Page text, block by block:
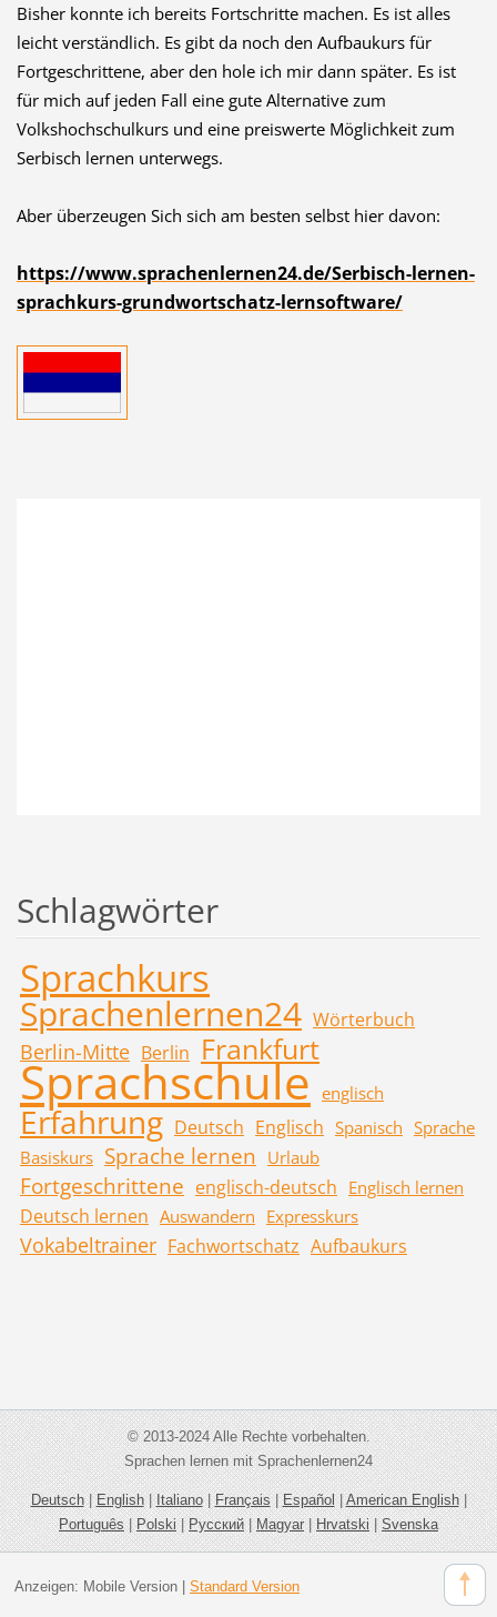
Bisher konnte ich bereits Fortschritte machen. Es ist alles
leicht verständlich. Es gibt da noch den Aufbaukurs für
Fortgeschrittene, aber den hole ich mir dann später. Es ist
für mich auf jeden Fall eine gute Alternative zum
Volkshochschulkurs und eine preiswerte Möglichkeit zum
Serbisch lernen unterwegs.
Aber überzeugen Sich sich am besten selbst hier davon:
https://www.sprachenlernen24.de/Serbisch-lernen-
sprachkurs-grundwortschatz-lernsoftware/
Schlagwörter
Sprachkurs
Sprachenlernen24 Wörterbuch
Berlin-Mitte Berlin Frankfurt
Sprachschule englisch
Erfahrung Deutsch Englisch Spanisch Sprache
Basiskurs Sprache lernen Urlaub
Fortgeschrittene englisch-deutsch Englisch lernen
Deutsch lernen Auswandern Expresskurs
Vokabeltrainer Fachwortschatz Aufbaukurs
© 2013-2024 Alle Rechte vorbehalten.
Sprachen lernen mit Sprachenlernen24
Deutsch|English|Italiano|Français|Español|American English|
Português|Polski|Русский|Magyar|Hrvatski|Svenska
Anzeigen: Mobile Version| Standard Version